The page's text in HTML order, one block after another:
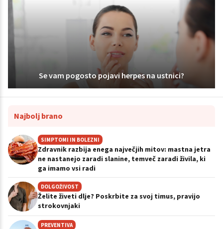
Se vam pogosto pojavi herpes na ustnici?
Najbolj brano
SIMPTOMI IN BOLEZNI
Zdravnik razbija enega največjih mitov: mastna jetra
ne nastanejo zaradi slanine, temveč zaradi živila, ki
ga imamo vsi radi
DOLGOŽIVOST
Želite živeti dlje? Poskrbite za svoj timus, pravijo
strokovnjaki
PREVENTIVA